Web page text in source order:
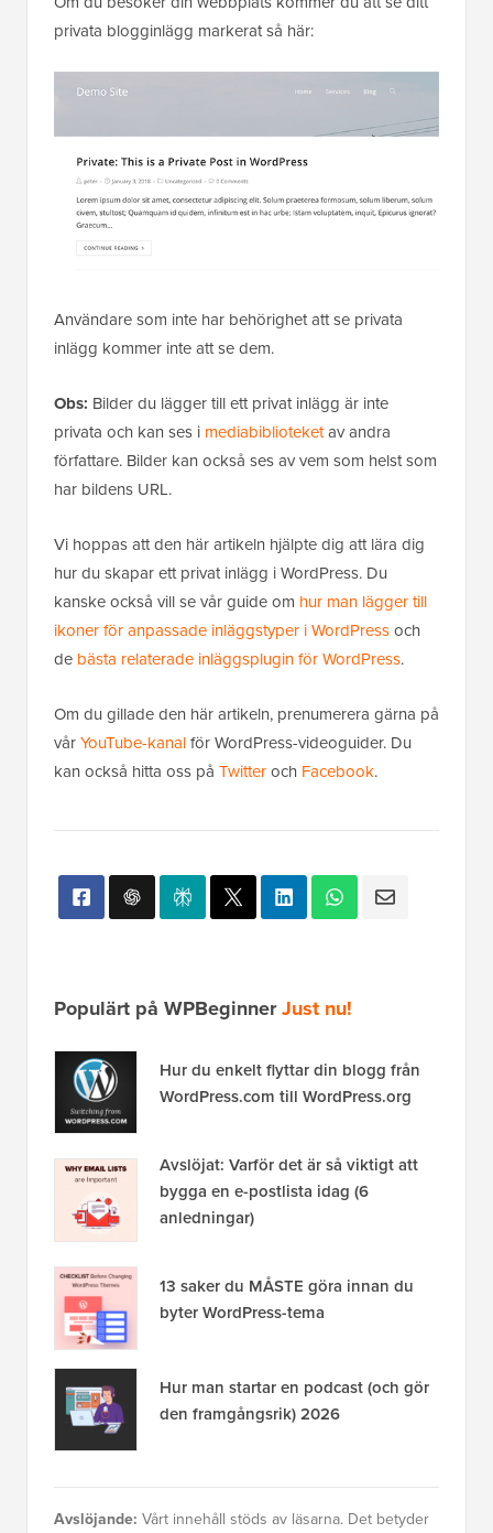
privata blogginlägg markerat så här:
Användare som inte har behörighet att se privata
inlägg kommer inte att se dem.
Obs: Bilder du lägger till ett privat inlägg är inte
privata och kan ses i mediabiblioteketav andra
författare. Bilder kan också ses av vem som helst som
har bildens URL.
Vi hoppas att den här artikeln hjälpte dig att lära dig
hur du skapar ett privat inlägg i WordPress. Du
kanske också vill se vår guide om hur man lägger till
ikoner för anpassade inläggstyper i WordPressoch
de bästa relaterade inläggsplugin för WordPress.
Om du gillade den här artikeln, prenumerera gärna på
vårYouTube-kanalför WordPress-videoguider. Du
kan också hitta oss på Twitteroch Facebook.
Populärt på WPBeginnerJust nu!
Hur du enkelt flyttar din blogg från
WordPress.com till WordPress.org
Avslöjat: Varför det är så viktigt att
bygga en e-postlista idag (6
anledningar)
13 saker du MÅSTE göra innan du
byter WordPress-tema
Hur man startar en podcast (och gör
den framgångsrik) 2026
Avslöjande: Vårt innehåll stöds av läsarna. Det betyder